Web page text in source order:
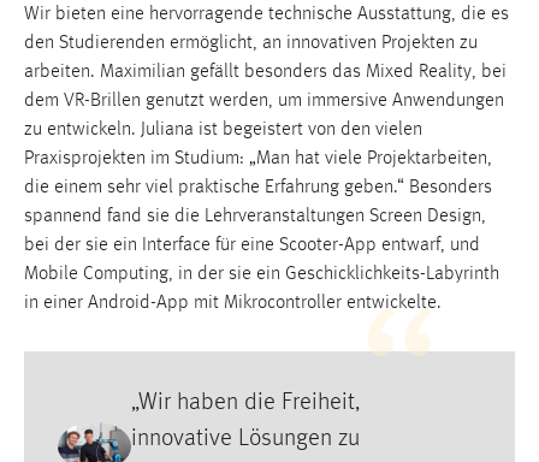
Wir bieten eine hervorragende technische Ausstattung, die es
den Studierenden ermöglicht, an innovativen Projekten zu
arbeiten. Maximilian gefällt besonders das Mixed Reality, bei
dem VR-Brillen genutzt werden, um immersive Anwendungen
zu entwickeln. Juliana ist begeistert von den vielen
Praxisprojekten im Studium: „Man hat viele Projektarbeiten,
die einem sehr viel praktische Erfahrung geben.“ Besonders
spannend fand sie die Lehrveranstaltungen Screen Design,
bei der sie ein Interface für eine Scooter-App entwarf, und
Mobile Computing, in der sie ein Geschicklichkeits-Labyrinth
in einer Android-App mit Mikrocontroller entwickelte.
„Wir haben die Freiheit,
innovative Lösungen zu
STATISTIK
Statistik Cookies erfassen Informationen anonym.
Diese Informationen helfen uns zu verstehen, wie
unsere Besucher unsere Website nutzen.
Matomo
Name:
_pk_ref, _pk_cvar, _pk_id, _pk_ses
Zweck:
Cookie Laufzeit:
Max. 13 Monate